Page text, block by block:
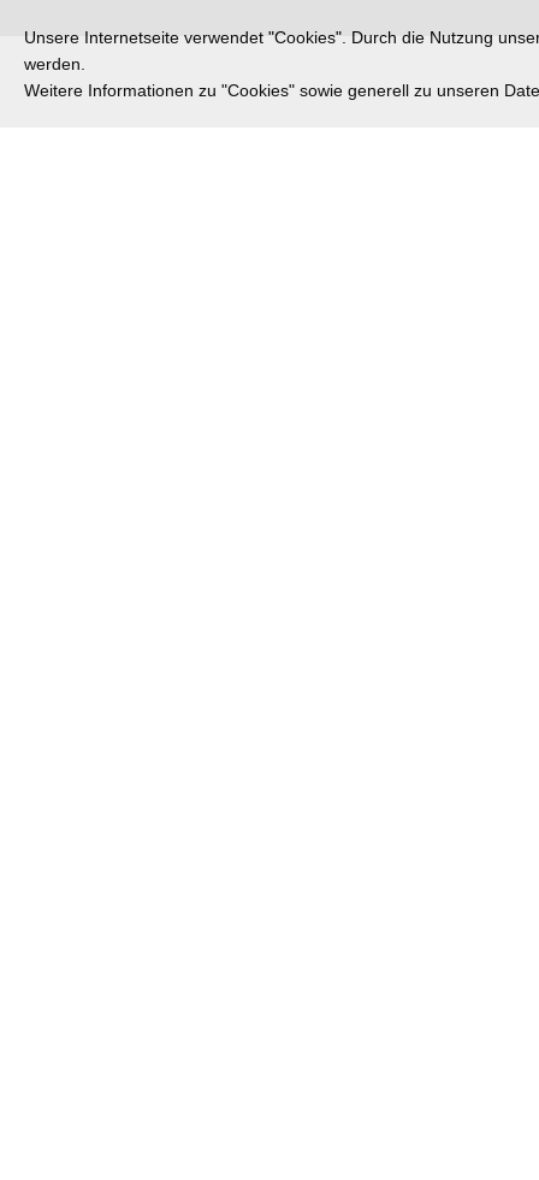
Unsere Internetseite verwendet "Cookies". Durch die Nutzung
werden.
Weitere Informationen zu "Cookies" sowie generell zu unseren